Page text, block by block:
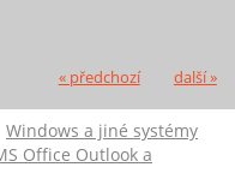
« předchozí další »
Windows a jiné systémy
Office Outlook a